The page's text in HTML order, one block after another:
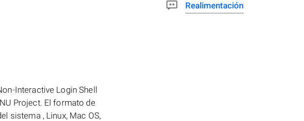
Interactive Login Shell
Project. El formato de
sistema , Linux, Mac OS,
Realimentación